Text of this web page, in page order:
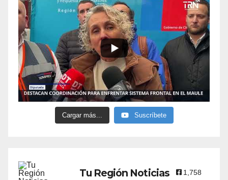
Cargar más... Suscríbete
Tu Región Noticias 1,758